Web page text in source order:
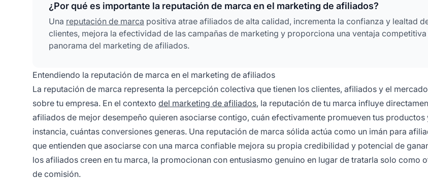
¿Por qué es importante la reputación de marca en el marketing de afiliados?
Una reputación de marca positiva atrae afiliados de alta calidad, incrementa la confianza y lealtad
clientes, mejora la efectividad de las campañas de marketing y proporciona una ventaja competitiva
panorama del marketing de afiliados.
Entendiendo la reputación de marca en el marketing de afiliados
La reputación de marca representa la percepción colectiva que tienen los clientes, afiliados y el
sobre tu empresa. En el contexto del marketing de afiliados, la reputación de tu marca influye
afiliados de mejor desempeño quieren asociarse contigo, cuán efectivamente promueven tus productos
instancia, cuántas conversiones generas. Una reputación de marca sólida actúa como un imán para
que entienden que asociarse con una marca confiable mejora su propia credibilidad y potencial de
los afiliados creen en tu marca, la promocionan con entusiasmo genuino en lugar de tratarla solo como
de comisión.